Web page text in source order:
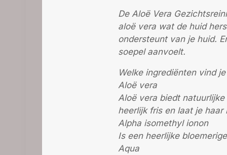
De Aloë Vera
aloë vera wat de huid
ondersteunt van je huid.
soepel aanvoelt.
Welke ingrediënten vind
Aloë vera
Aloë vera biedt
heerlijk fris en laat je
Alpha isomethyl ionon
Is een heerlijke
Aqua